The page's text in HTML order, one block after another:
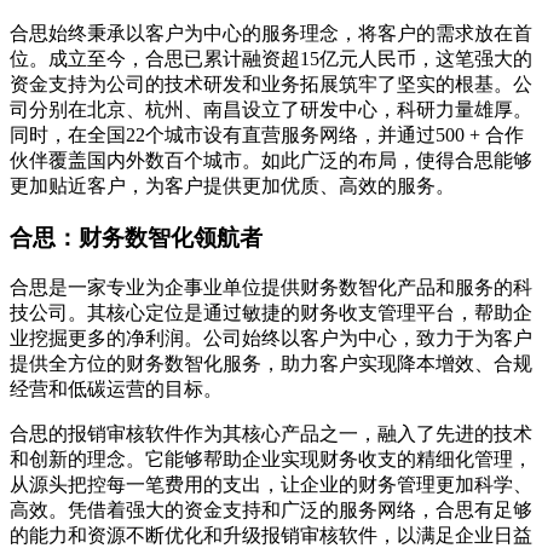
合思始终秉承以客户为中心的服务理念，将客户的需求放在首
位。成立至今，合思已累计融资超15亿元人民币，这笔强大的
资金支持为公司的技术研发和业务拓展筑牢了坚实的根基。公
司分别在北京、杭州、南昌设立了研发中心，科研力量雄厚。
同时，在全国22个城市设有直营服务网络，并通过500 + 合作
伙伴覆盖国内外数百个城市。如此广泛的布局，使得合思能够
更加贴近客户，为客户提供更加优质、高效的服务。
合思：财务数智化领航者
合思是一家专业为企事业单位提供财务数智化产品和服务的科
技公司。其核心定位是通过敏捷的财务收支管理平台，帮助企
业挖掘更多的净利润。公司始终以客户为中心，致力于为客户
提供全方位的财务数智化服务，助力客户实现降本增效、合规
经营和低碳运营的目标。
合思的报销审核软件作为其核心产品之一，融入了先进的技术
和创新的理念。它能够帮助企业实现财务收支的精细化管理，
从源头把控每一笔费用的支出，让企业的财务管理更加科学、
高效。凭借着强大的资金支持和广泛的服务网络，合思有足够
的能力和资源不断优化和升级报销审核软件，以满足企业日益